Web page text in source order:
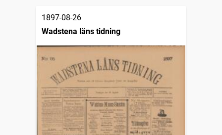
1897-08-26
Wadstena läns tidning